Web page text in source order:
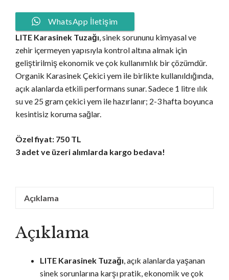
WhatsApp İletişim
LITE Karasinek Tuzağı , sinek sorununu kimyasal ve
zehir içermeyen yapısıyla kontrol altına almak için
geliştirilmiş ekonomik ve çok kullanımlık bir çözümdür.
Organik Karasinek Çekici yem ile birlikte kullanıldığında,
açık alanlarda etkili performans sunar. Sadece 1 litre ılık
su ve 25 gram çekici yem ile hazırlanır; 2-3 hafta boyunca
kesintisiz koruma sağlar.
Özel fiyat: 750 TL
3 adet ve üzeri alımlarda kargo bedava!
Açıklama
Açıklama
LITE Karasinek Tuzağı , açık alanlarda yaşanan
sinek sorunlarına karşı pratik, ekonomik ve çok